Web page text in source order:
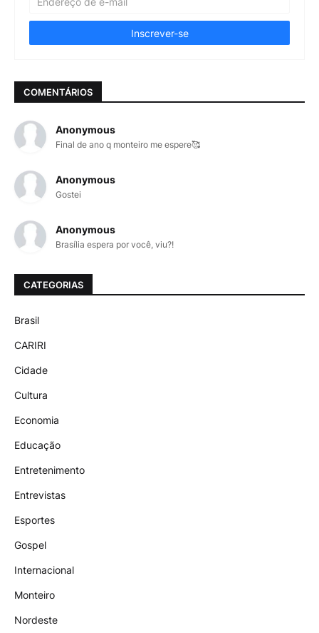
COMENTÁRIOS
Anonymous
Final de ano q monteiro me espere🥰
Anonymous
Gostei
Anonymous
Brasília espera por você, viu?!
CATEGORIAS
Brasil
CARIRI
Cidade
Cultura
Economia
Educação
Entretenimento
Entrevistas
Esportes
Gospel
Internacional
Monteiro
Nordeste